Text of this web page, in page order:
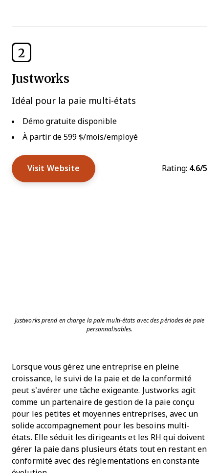
2
Justworks
Idéal pour la paie multi-états
Démo gratuite disponible
À partir de 599 $/mois/employé
Visit Website Rating: 4.6/5
Justworks prend en charge la paie multi-états avec des périodes de paie
personnalisables.
Lorsque vous gérez une entreprise en pleine
croissance, le suivi de la paie et de la conformité
peut s’avérer une tâche exigeante. Justworks agit
comme un partenaire de gestion de la paie conçu
pour les petites et moyennes entreprises, avec un
solide accompagnement pour les besoins multi-
états. Elle séduit les dirigeants et les RH qui doivent
gérer la paie dans plusieurs états tout en restant en
conformité avec des réglementations en constante